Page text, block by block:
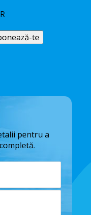
pentru a